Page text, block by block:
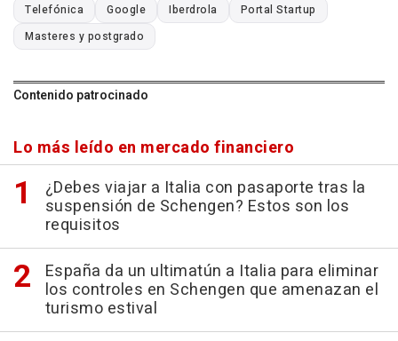
Telefónica Google Iberdrola
Portal Startup
Masteres y postgrado
Contenido patrocinado
Lo más leído en mercado financiero
¿Debes viajar a Italia con pasaporte tras la
suspensión de Schengen? Estos son los
requisitos
España da un ultimatún a Italia para eliminar
los controles en Schengen que amenazan el
turismo estival